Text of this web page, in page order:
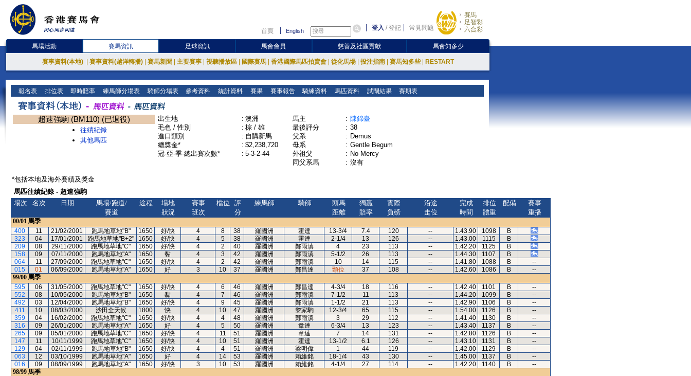
首頁 English 登入 /登記 常見問題
賽馬
足智彩
六合彩
馬場活動 賽馬資訊 足球資訊 馬會會員 慈善及社區貢獻 馬會知多少
賽事資料(本地) 賽事資料(越洋轉播) 賽馬新聞 主要賽事 視聽播放區 國際賽馬 香港國際馬匹拍賣會 從化馬場 投注指南 賽馬知多些 RESTART
報名表 排位表 即時賠率 練馬師分場表 騎師分場表 參考資料 統計資料 賽果 賽事報告 騎練資料 馬匹資料 試閘結果 賽期表
超速強駒 (BM110) (已退役)
往績紀錄
其他馬匹
出生地 : 澳洲
毛色 / 性別
: 棕 / 雄
進口類別
: 自購新馬
總獎金*
: $2,238,720
冠-亞-季-總出賽次數*
: 5-3-2-44
馬主 : 陳錦臺
最後評分
: 38
父系
: Demus
母系
: Gentle Begum
外祖父
: No Mercy
同父系馬
: 沒有
*包括本地及海外賽績及獎金
馬匹往績紀錄 - 超速強駒
場次
名次 日期
馬場/跑道/
賽道
途程
場地
狀況
賽事
班次
檔位
評
分
練馬師 騎師
頭馬
距離
獨贏
賠率
實際
負磅
沿途
走位
完成
時間
排位
體重
配備
賽事
重播
00/01 馬季
400
11 21/02/2001 跑馬地草地"B" 1650 好/快 4 8 38 羅國洲 霍達 13-3/4 7.4 120 -- 1.43.90 1098
B
323
04 17/01/2001 跑馬地草地"B+2" 1650 好/快 4 5 38 羅國洲 霍達 2-1/4 13 126 -- 1.43.00 1115
B
209
08 29/11/2000 跑馬地草地"C" 1650 好/快 4 2 40 羅國洲 鄭雨滇 4 23 113 -- 1.42.20 1125
B
158
09 07/11/2000 跑馬地草地"A" 1650 黏 4 3 42 羅國洲 鄭雨滇 5-1/2 26 113 -- 1.44.30 1107
B
064
11 27/09/2000 跑馬地草地"C" 1650 好/快 4 2 42 羅國洲 鄭雨滇 10 14 115 -- 1.41.80 1088 B
--
015
01 06/09/2000 跑馬地草地"A" 1650 好 3 10 37 羅國洲 鄭昌達 頸位 37 108 -- 1.42.60 1086 B
--
99/00 馬季
595
06 31/05/2000 跑馬地草地"C" 1650 好/快 4 6 46 羅國洲 鄭昌達 4-3/4 18 116 -- 1.42.40 1101 B
--
552
08 10/05/2000 跑馬地草地"B" 1650 黏 4 7 46 羅國洲 鄭雨滇 7-1/2 11 113 -- 1.44.20 1099 B
--
492
03 12/04/2000 跑馬地草地"B" 1650 好/快 4 9 45 羅國洲 鄭雨滇 1-1/2 21 113 -- 1.42.90 1106 B
--
411
10 08/03/2000 沙田全天候 1800 快 4 10 47 羅國洲 黎家駒 12-3/4 65 115 -- 1.54.00 1126 B
--
359
04 16/02/2000 跑馬地草地"C" 1650 好/快 4 4 48 羅國洲 鄭雨滇 3 29 112 -- 1.41.40 1130 B
--
316
09 26/01/2000 跑馬地草地"A" 1650 好 4 5 50 羅國洲 韋達 6-3/4 13 123 -- 1.43.40 1137 B
--
265
09 05/01/2000 跑馬地草地"C" 1650 好/快 4 11 51 羅國洲 韋達 7 14 131 -- 1.42.80 1126 B
--
147
11 10/11/1999 跑馬地草地"C" 1650 好/快 4 10 51 羅國洲 霍達 13-1/2 6.1 126 -- 1.43.10 1131 B
--
129
04 02/11/1999 跑馬地草地"B" 1650 好/快 4 4 51 羅國洲 梁明偉 1 44 119 -- 1.42.00 1129 B
--
063
12 03/10/1999 跑馬地草地"A" 1650 好 4 14 53 羅國洲 賴維銘 18-1/4 43 130 -- 1.45.00 1137 B
--
016
09 08/09/1999 跑馬地草地"A" 1650 好/快 3 10 53 羅國洲 賴維銘 4-1/4 27 114 -- 1.42.20 1140 B
--
98/99 馬季